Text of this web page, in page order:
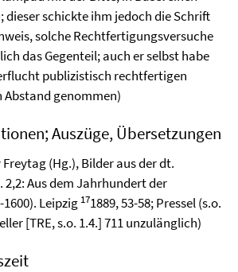
dieser schickte ihm jedoch die Schrift
solche Rechtfertigungsversuche
das Gegenteil; auch er selbst habe
publizistisch rechtfertigen
genommen)
Auszüge, Übersetzungen
(Hg.), Bilder aus der dt.
Aus dem Jahrhundert der
Leipzig 171889, 53-58; Pressel (s.o.
[TRE, s.o. 1.4.] 711 unzulänglich)